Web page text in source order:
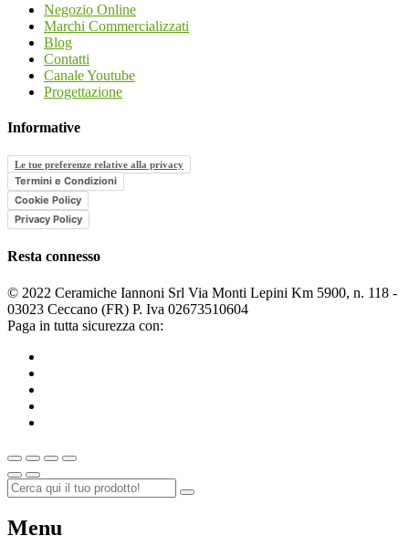
Negozio Online
Marchi Commercializzati
Blog
Contatti
Canale Youtube
Progettazione
Informative
Le tue preferenze relative alla privacy
Termini e Condizioni
Cookie Policy
Privacy Policy
Resta connesso
© 2022 Ceramiche Iannoni Srl Via Monti Lepini Km 5900, n. 118 -
03023 Ceccano (FR) P. Iva 02673510604
Paga in tutta sicurezza con:
Menu